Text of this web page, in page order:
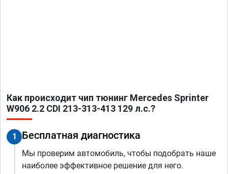
Как происходит чип тюнинг Mercedes Sprinter
W906 2.2 CDI 213-313-413 129 л.с.?
1 Бесплатная диагностика
Мы проверим автомобиль, чтобы подобрать наше
наиболее эффективное решение для него.